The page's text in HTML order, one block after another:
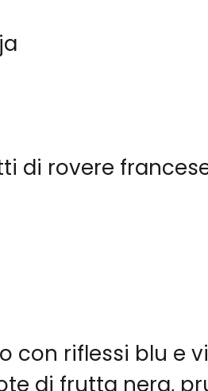
di rovere
con riflessi blu e
di frutta nera,